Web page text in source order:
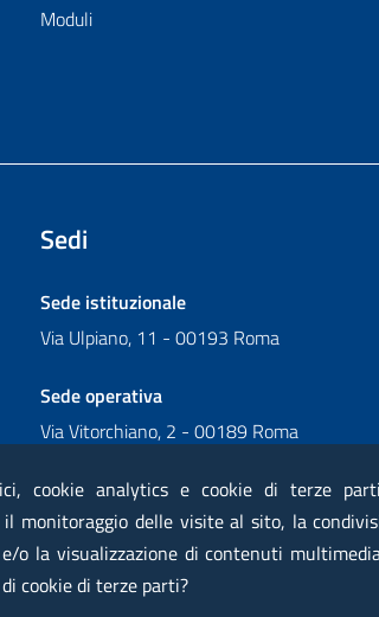
Moduli
Sedi
Sede istituzionale
Via Ulpiano, 11 - 00193 Roma
Sede operativa
Via Vitorchiano, 2 - 00189 Roma
Posta elettronica certificata PEC
cookie analytics e cookie di terze
il monitoraggio delle visite al sito, la
o la visualizzazione di contenuti
cookie di terze parti?